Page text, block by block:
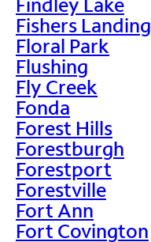
Fishers Landing
Floral Park
Flushing
Fly Creek
Fonda
Forest Hills
Forestburgh
Forestport
Forestville
Fort Ann
Fort Covington